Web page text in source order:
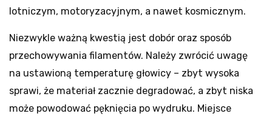
lotniczym, motoryzacyjnym, a nawet kosmicznym.
Niezwykle ważną kwestią jest dobór oraz sposób
przechowywania filamentów. Należy zwrócić uwagę
na ustawioną temperaturę głowicy – zbyt wysoka
sprawi, że materiał zacznie degradować, a zbyt niska
może powodować pęknięcia po wydruku. Miejsce